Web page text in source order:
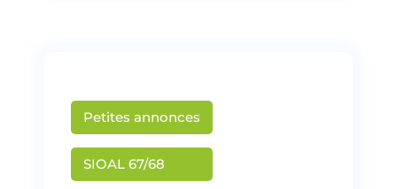
Petites annonces
SIOAL 67/68